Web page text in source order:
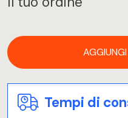
Tempi di